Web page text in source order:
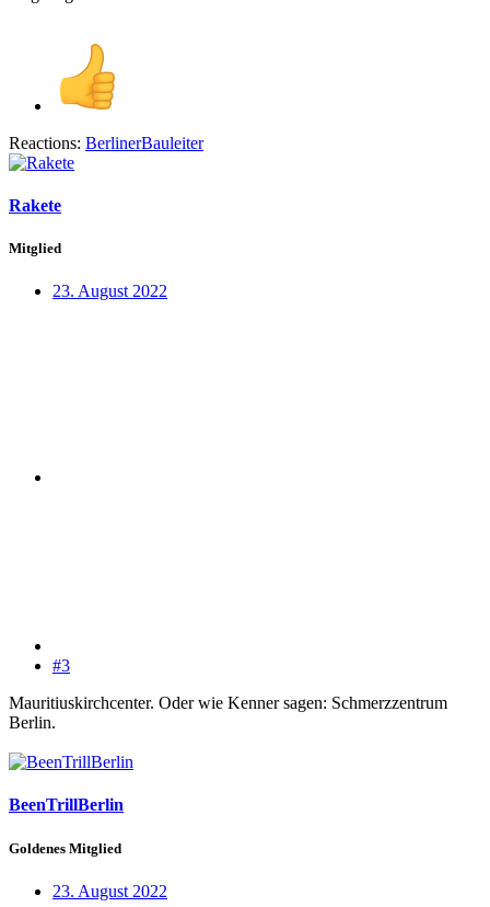
Reactions: BerlinerBauleiter
Rakete
Mitglied
23. August 2022
#3
Mauritiuskirchcenter. Oder wie Kenner sagen: Schmerzzentrum
Berlin.
BeenTrillBerlin
Goldenes Mitglied
23. August 2022